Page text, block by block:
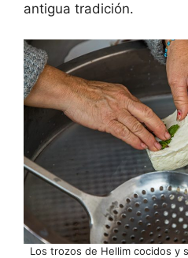
antigua tradición.
Los trozos de Hellim cocidos y